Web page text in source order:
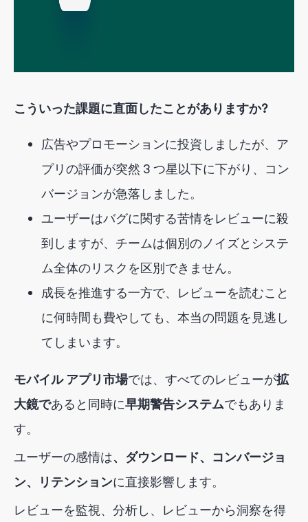
こういった課題に直面したことがありますか?
広告やプロモーションに投資しましたが、ア
プリの評価が突然 3 つ星以下に下がり、コン
バージョンが急落しました。
ユーザーはバグに関する苦情をレビューに殺
到しますが、チームは個別のノイズとシステ
ム全体のリスクを区別できません。
成長を推進する一方で、レビューを読むこと
に何時間も費やしても、本当の問題を見逃し
てしまいます。
モバイル アプリ市場では、すべてのレビューが拡
大鏡である と 同時に早期警告システムでもありま
す。
ユーザーの感情は、ダウンロード、コンバージョ
ン、リテンションに直接影響します。
レビューを監視、分析し、レビューから洞察を得